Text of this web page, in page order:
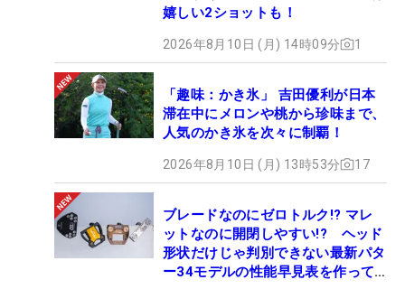
嬉しい2ショットも！
2026年8月10日 (月) 14時09分 1
「趣味：かき氷」 吉田優利が日本
滞在中にメロンや桃から珍味まで、
人気のかき氷を次々に制覇！
2026年8月10日 (月) 13時53分 17
ブレードなのにゼロトルク!? マレ
ットなのに開閉しやすい!? ヘッド
形状だけじゃ判別できない最新パタ
ー34モデルの性能早見表を作って